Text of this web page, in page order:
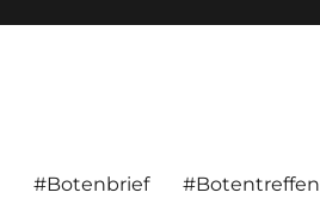
#Botenbrief #Botentreffen